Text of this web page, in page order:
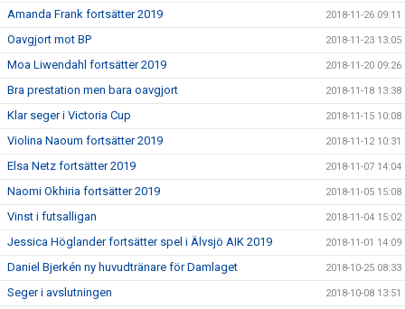
Amanda Frank fortsätter 2019 2018-11-26 09:11
Oavgjort mot BP 2018-11-23 13:05
Moa Liwendahl fortsätter 2019 2018-11-20 09:26
Bra prestation men bara oavgjort 2018-11-18 13:38
Klar seger i Victoria Cup 2018-11-15 10:08
Violina Naoum fortsätter 2019 2018-11-12 10:31
Elsa Netz fortsätter 2019 2018-11-07 14:04
Naomi Okhiria fortsätter 2019 2018-11-05 15:08
Vinst i futsalligan 2018-11-04 15:02
Jessica Höglander fortsätter spel i Älvsjö AIK 2019 2018-11-01 14:09
Daniel Bjerkén ny huvudtränare för Damlaget 2018-10-25 08:33
Seger i avslutningen 2018-10-08 13:51